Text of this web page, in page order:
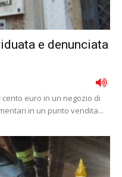
e denunciata
euro in un negozio di
in un punto vendita...